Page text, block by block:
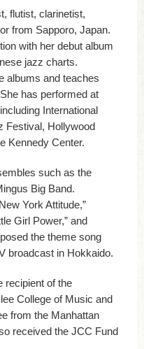
flutist, clarinetist,
from Sapporo, Japan.
with her debut album
jazz charts.
albums and teaches
has performed at
International
Festival, Hollywood
Kennedy Center.
such as the
Big Band.
York Attitude,”
Girl Power,” and
the theme song
broadcast in Hokkaido.
recipient of the
College of Music and
from the Manhattan
received the JCC Fund